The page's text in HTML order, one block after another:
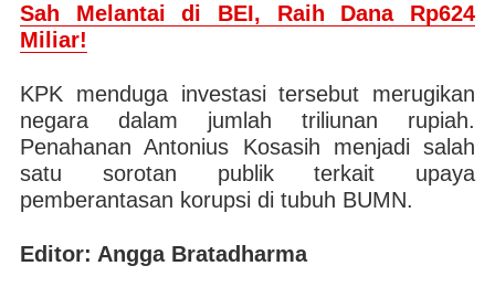
Sah Melantai di BEI, Raih Dana Rp624
Miliar!
KPK menduga investasi tersebut merugikan
negara dalam jumlah triliunan rupiah.
Penahanan Antonius Kosasih menjadi salah
satu sorotan publik terkait upaya
pemberantasan korupsi di tubuh BUMN.
Editor: Angga Bratadharma